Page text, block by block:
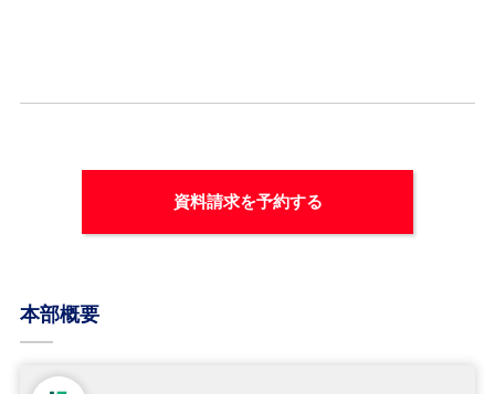
資料請求を予約する
本部概要